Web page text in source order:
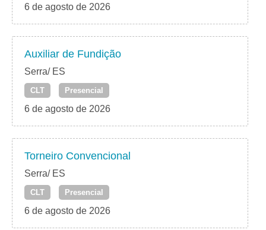
6 de agosto de 2026
Auxiliar de Fundição
Serra/ ES
CLT Presencial
6 de agosto de 2026
Torneiro Convencional
Serra/ ES
CLT Presencial
6 de agosto de 2026